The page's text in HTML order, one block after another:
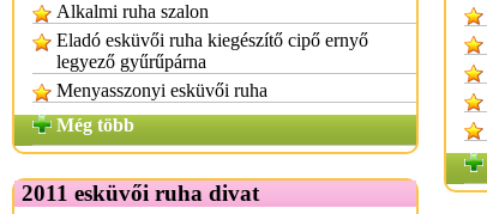
Alkalmi ruha szalon
Eladó esküvői ruha kiegészítő cipő ernyő
legyező gyűrűpárna
Menyasszonyi esküvői ruha
Még több
2011 esküvői ruha divat